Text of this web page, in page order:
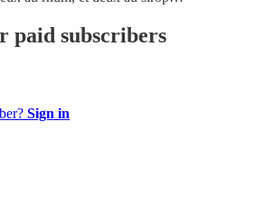
paid subscribers
Sign in